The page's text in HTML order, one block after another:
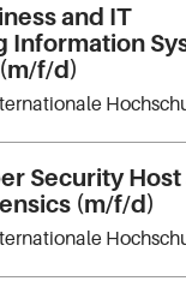
and IT
Information
f/d)
Security Host
(m/f/d)